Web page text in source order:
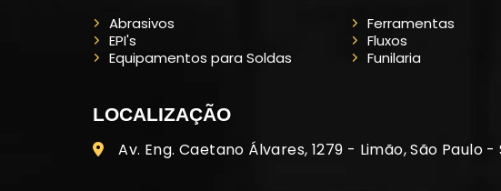
Abrasivos
EPI's
Equipamentos para Soldas
Ferramentas
Fluxos
Funilaria
LOCALIZAÇÃO
Av. Eng. Caetano Álvares, 1279 - Limão, São Paulo